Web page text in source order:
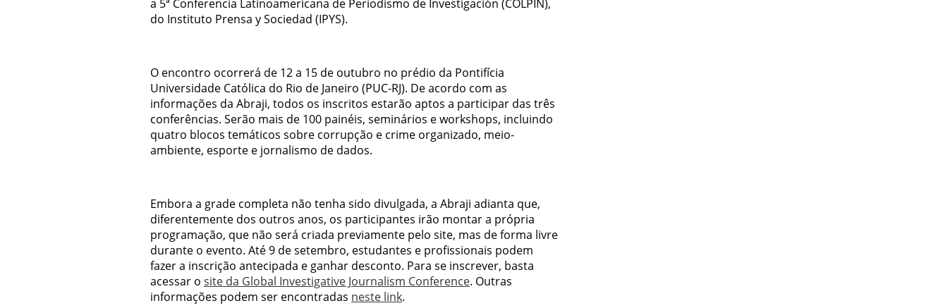
a 5ª Conferencia Latinoamericana de Periodismo de Investigación (COLPIN),
do Instituto Prensa y Sociedad (IPYS).
O encontro ocorrerá de 12 a 15 de outubro no prédio da Pontifícia
Universidade Católica do Rio de Janeiro (PUC-RJ). De acordo com as
informações da Abraji, todos os inscritos estarão aptos a participar das três
conferências. Serão mais de 100 painéis, seminários e workshops, incluindo
quatro blocos temáticos sobre corrupção e crime organizado, meio-
ambiente, esporte e jornalismo de dados.
Embora a grade completa não tenha sido divulgada, a Abraji adianta que,
diferentemente dos outros anos, os participantes irão montar a própria
programação, que não será criada previamente pelo site, mas de forma livre
durante o evento. Até 9 de setembro, estudantes e profissionais podem
fazer a inscrição antecipada e ganhar desconto. Para se inscrever, basta
acessar o site da Global Investigative Journalism Conference. Outras
informações podem ser encontradas neste link.